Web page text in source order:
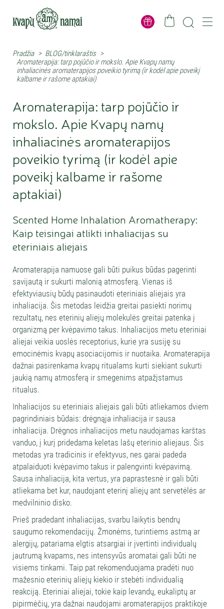
Pradžia > BLOG/tinklaraštis >
Aromaterapija: tarp pojūčio ir mokslo. Apie Kvapų namų
inhaliacinės aromaterapijos poveikio tyrimą (ir kodėl apie poveikį
kalbame ir rašome aptakiai)
Aromaterapija: tarp pojūčio ir
mokslo. Apie Kvapų namų
inhaliacinės aromaterapijos
poveikio tyrimą (ir kodėl apie
poveikį kalbame ir rašome
aptakiai)
Scented Home Inhalation Aromatherapy:
Kaip teisingai atlikti inhaliacijas su
eteriniais aliejais
Aromaterapija namuose gali būti puikus būdas pagerinti
savijautą ir sukurti malonią atmosferą. Vienas iš
efektyviausių būdų pasinaudoti eteriniais aliejais yra
inhaliacija. Šis metodas leidžia greitai pasiekti norimų
rezultatų, nes eterinių aliejų molekulės greitai patenka į
organizmą per kvėpavimo takus. Inhaliacijos metu eteriniai
aliejai veikia uoslės receptorius, kurie yra susiję su
emocinėmis kvapų asociacijomis ir nuotaika. Aromaterapija
dažnai pasirenkama kvapų ritualams kurti siekiant sukurti
jaukią namų atmosferą ir smegenims atpažįstamus
ritualus.
Inhaliacijos su eteriniais aliejais gali būti atliekamos dviem
pagrindiniais būdais: drėgnąja inhaliacija ir sausa
inhaliacija. Drėgnos inhaliacijos metu naudojamas karštas
vanduo, į kurį pridedama keletas lašų eterinio aliejaus. Šis
metodas yra tradicinis ir efektyvus, nes garai padeda
atpalaiduoti kvėpavimo takus ir palengvinti kvėpavimą.
Sausa inhaliacija, kita vertus, yra paprastesnė ir gali būti
atliekama bet kur, naudojant eterinį aliejų ant servetėlės ar
medvilninio disko.
Prieš pradedant inhaliacijas, svarbu laikytis bendrų
saugumo rekomendacijų. Žmonėms, turintiems astmą ar
alergijų, patariama elgtis atsargiai ir įvertinti individualų
jautrumą kvapams, nes intensyvūs aromatai gali būti ne
visiems tinkami. Taip pat rekomenduojama pradėti nuo
mažesnio eterinių aliejų kiekio ir stebėti individualią
reakciją. Eteriniai aliejai, tokie kaip levandų, eukaliptų ar
pipirmėčių, yra dažnai naudojami aromaterapijos praktikoje